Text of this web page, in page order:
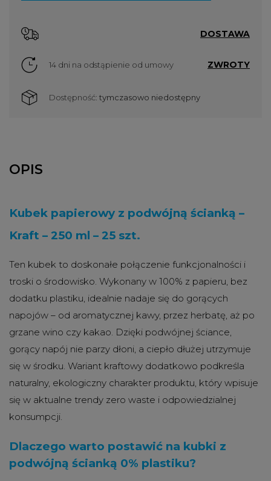
DOSTAWA
14 dni na odstąpienie od umowy ZWROTY
Dostępność: tymczasowo niedostępny
OPIS
Kubek papierowy z podwójną ścianką –
Kraft – 250 ml – 25 szt.
Ten kubek to doskonałe połączenie funkcjonalności i
troski o środowisko. Wykonany w 100% z papieru, bez
dodatku plastiku, idealnie nadaje się do gorących
napojów – od aromatycznej kawy, przez herbatę, aż po
grzane wino czy kakao. Dzięki podwójnej ściance,
gorący napój nie parzy dłoni, a ciepło dłużej utrzymuje
się w środku. Wariant kraftowy dodatkowo podkreśla
naturalny, ekologiczny charakter produktu, który wpisuje
się w aktualne trendy zero waste i odpowiedzialnej
konsumpcji.
Dlaczego warto postawić na kubki z
podwójną ścianką 0% plastiku?